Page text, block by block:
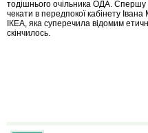
тодішнього очільника ОДА. Спершу
чекати в передпокої кабінету
ІКЕА, яка суперечила відомим
скінчилось.